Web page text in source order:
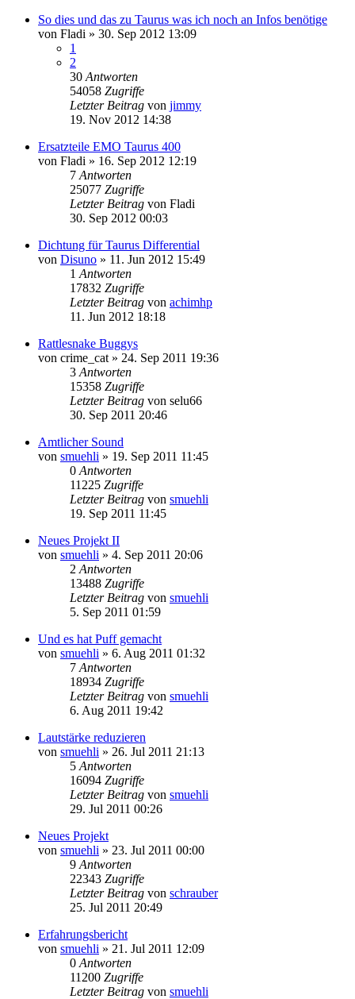
So dies und das zu Taurus was ich noch an Infos benötige
von Fladi » 30. Sep 2012 13:09
1
2
30 Antworten
54058 Zugriffe
Letzter Beitrag von jimmy
19. Nov 2012 14:38
Ersatzteile EMO Taurus 400
von Fladi » 16. Sep 2012 12:19
7 Antworten
25077 Zugriffe
Letzter Beitrag von Fladi
30. Sep 2012 00:03
Dichtung für Taurus Differential
von Disuno » 11. Jun 2012 15:49
1 Antworten
17832 Zugriffe
Letzter Beitrag von achimhp
11. Jun 2012 18:18
Rattlesnake Buggys
von crime_cat » 24. Sep 2011 19:36
3 Antworten
15358 Zugriffe
Letzter Beitrag von selu66
30. Sep 2011 20:46
Amtlicher Sound
von smuehli » 19. Sep 2011 11:45
0 Antworten
11225 Zugriffe
Letzter Beitrag von smuehli
19. Sep 2011 11:45
Neues Projekt II
von smuehli » 4. Sep 2011 20:06
2 Antworten
13488 Zugriffe
Letzter Beitrag von smuehli
5. Sep 2011 01:59
Und es hat Puff gemacht
von smuehli » 6. Aug 2011 01:32
7 Antworten
18934 Zugriffe
Letzter Beitrag von smuehli
6. Aug 2011 19:42
Lautstärke reduzieren
von smuehli » 26. Jul 2011 21:13
5 Antworten
16094 Zugriffe
Letzter Beitrag von smuehli
29. Jul 2011 00:26
Neues Projekt
von smuehli » 23. Jul 2011 00:00
9 Antworten
22343 Zugriffe
Letzter Beitrag von schrauber
25. Jul 2011 20:49
Erfahrungsbericht
von smuehli » 21. Jul 2011 12:09
0 Antworten
11200 Zugriffe
Letzter Beitrag von smuehli